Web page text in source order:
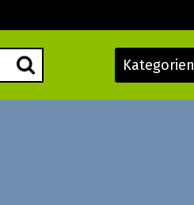
Kategorien